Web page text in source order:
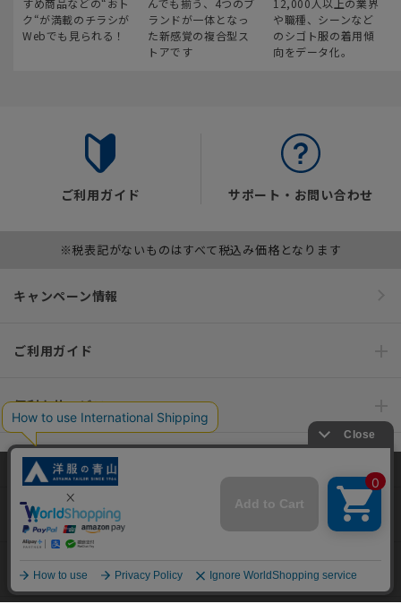
すめ商品などの“おト
ク“が満載のチラシが
Webでも見られる！
んでも揃う、4つのブ
ランドが一体となっ
た新感覚の複合型ス
トアです
12,000人以上の業界
や職種、シーンなど
のシゴト服の着用傾
向をデータ化。
ご利用ガイド サポート・お問い合わせ
※税表記がないものはすべて税込み価格となります
キャンペーン情報
ご利用ガイド
便利なサービス
インフォメーション
おすすめコンテンツ
ポリシー・企業情報
当サイトでは、快適な閲覧体験とコンテンツ改善のためにCookieを使用
しています。閲覧を続けることで、Cookieの使用に同意したものとみな
します。詳細については
同意して閉じる